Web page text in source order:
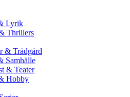
Lyrik
Thrillers
& Trädgård
Samhälle
& Teater
Hobby